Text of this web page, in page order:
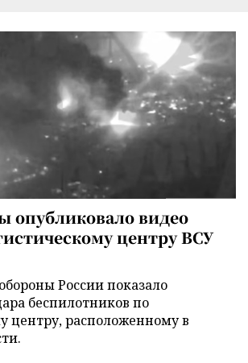
опубликовало видео
центру ВСУ
России показало
беспилотников по
центру, расположенному в